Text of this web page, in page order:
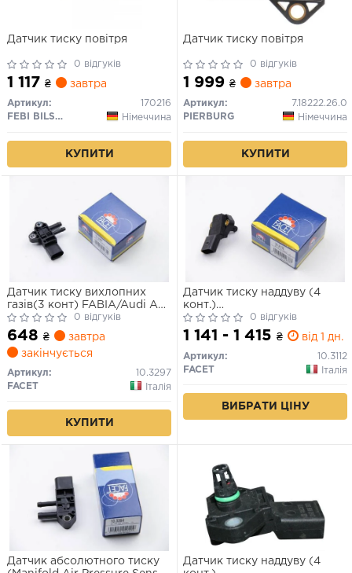
Датчик тиску повітря
0 відгуків
1 117 ₴ завтра
Артикул:
170216
FEBI BILSTEIN
Німеччина
КУПИТИ
Датчик тиску повітря
0 відгуків
1 999 ₴ завтра
Артикул:
7.18222.26.0
PIERBURG
Німеччина
КУПИТИ
Датчик тиску вихлопних
газів(3 конт) FABIA/Audi A4,
A6 1.4D-5.0D 01-0 відгуків
648 ₴
завтра
закінчується
Артикул:
10.3297
FACET
Італія
КУПИТИ
Датчик тиску наддуву (4
конт.)
A4/A6/OCTAVIA/GOLF V
1.4/1.8/2.0 96-
0 відгуків
1 141 - 1 415 ₴ від 1 дн.
Артикул:
10.3112
FACET
Італія
ВИБРАТИ ЦІНУ
Датчик абсолютного тиску
Датчик тиску наддуву (4